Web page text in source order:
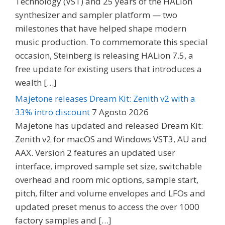
synthesizer and sampler platform — two
milestones that have helped shape modern
music production. To commemorate this special
occasion, Steinberg is releasing HALion 7.5, a
free update for existing users that introduces a
wealth […]
Majetone releases Dream Kit: Zenith v2 with a
33% intro discount 7 Agosto 2026
Majetone has updated and released Dream Kit:
Zenith v2 for macOS and Windows VST3, AU and
AAX. Version 2 features an updated user
interface, improved sample set size, switchable
overhead and room mic options, sample start,
pitch, filter and volume envelopes and LFOs and
updated preset menus to access the over 1000
factory samples and […]